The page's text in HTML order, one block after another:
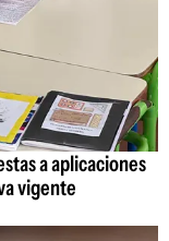
a aplicaciones
vigente